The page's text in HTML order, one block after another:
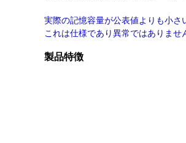
実際の記憶容量が公表値よりも小さ
これは仕様であり異常ではありませ
製品特徴